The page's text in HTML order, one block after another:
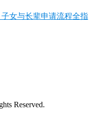
女与长辈申请流程全指
Reserved.